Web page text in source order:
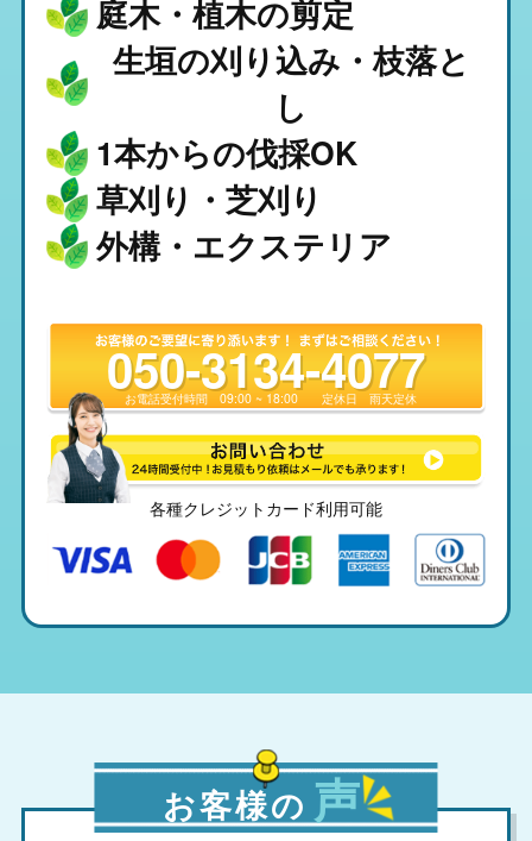
1本からの伐採OK
庭木・植木の剪定
草刈り・芝刈り
生垣の刈り込み・枝落と
し
外構・エクステリア
050-3134-4077
お電話受付時間09:00 ~ 18:00 定休日雨天定休
各種クレジットカード利用可能
お客様の 声